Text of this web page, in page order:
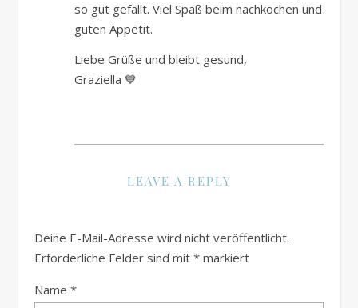
so gut gefällt. Viel Spaß beim nachkochen und
guten Appetit.
Liebe Grüße und bleibt gesund,
Graziella 💙
LEAVE A REPLY
Deine E-Mail-Adresse wird nicht veröffentlicht.
Erforderliche Felder sind mit * markiert
Name *